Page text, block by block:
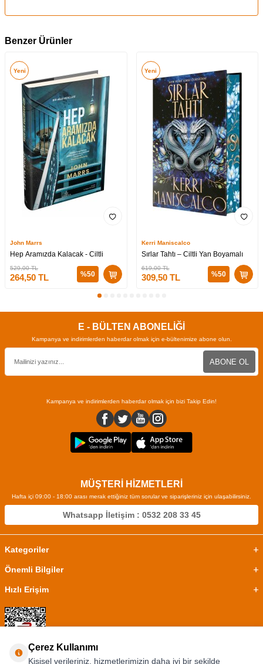
Benzer Ürünler
Yeni
John Marrs
Hep Aramızda Kalacak - Ciltli
529,00TL
264,50 TL %50
Yeni
Kerri Maniscalco
Sırlar Tahtı – Ciltli Yan Boyamalı
619,00TL
309,50TL %50
E - BÜLTEN ABONELİĞİ
Kampanya ve indirimlerden haberdar olmak için e-bültenimize abone olun.
ABONE OL
Kampanya ve indirimlerden haberdar olmak için bizi Takip Edin!
MÜŞTERİ HİZMETLERİ
Hafta içi 09:00 - 18:00 arası merak ettiğiniz tüm sorular ve siparişleriniz için ulaşabilirsiniz.
Whatsapp İletişim : 0532 208 33 45
Kategoriler
Önemli Bilgiler
Hızlı Erişim
Çerez Kullanımı
Kişisel verileriniz, hizmetlerimizin daha iyi bir şekilde